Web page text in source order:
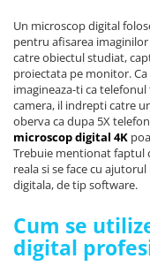
Electrice
Acumulatori si Baterii
Acumulatori
Baterii
Distributie Comutatie
Contoare si Relee
Sigurante Automate
Sigurante Fuzibile
Sigurante Diferentiale
Protectii diferentiale
Dispozitive AFDD
Un microscop digital
pentru afisarea
catre obiectul studiat,
proiectata pe monitor.
imagineaza-ti ca
camera, il indrepti catre
oberva ca dupa 5X
microscop digital 4K
Trebuie mentionat faptul
reala si se face cu
digitala, de tip software.
Cum se
digital